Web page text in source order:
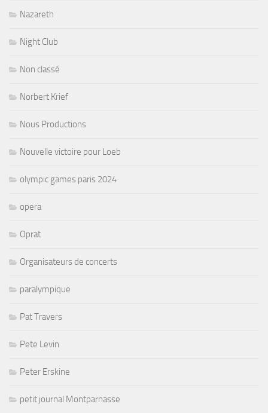
Nazareth
Night Club
Non classé
Norbert Krief
Nous Productions
Nouvelle victoire pour Loeb
olympic games paris 2024
opera
Oprat
Organisateurs de concerts
paralympique
Pat Travers
Pete Levin
Peter Erskine
petit journal Montparnasse